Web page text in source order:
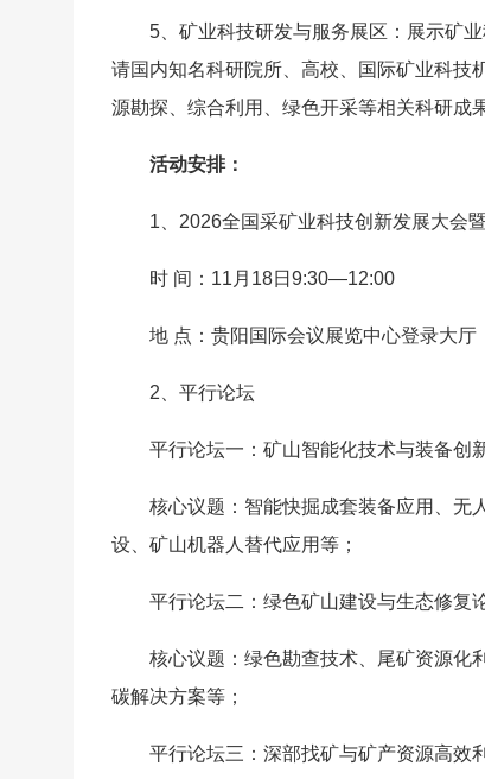
5、矿业科技研发与服务展区：展示矿
请国内知名科研院所、高校、国际矿业科技
源勘探、综合利用、绿色开采等相关科研成果
活动安排：
1、2026全国采矿业科技创新发展大会
时 间：11月18日9:30—12:00
地 点：贵阳国际会议展览中心登录大厅
2、平行论坛
平行论坛一：矿山智能化技术与装备创
核心议题：智能快掘成套装备应用、无
设、矿山机器人替代应用等；
平行论坛二：绿色矿山建设与生态修复
核心议题：绿色勘查技术、尾矿资源化
碳解决方案等；
平行论坛三：深部找矿与矿产资源高效